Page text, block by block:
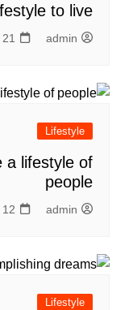
to live
admin 21 نوفمبر، 2018
Lifestyle
a lifestyle of
people
admin 12 نوفمبر، 2018
Lifestyle